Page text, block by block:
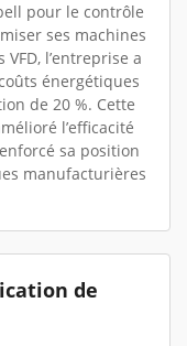
pour le contrôle
ses machines
l’entreprise a
énergétiques
de 20 %. Cette
l’efficacité
sa position
manufacturières
de